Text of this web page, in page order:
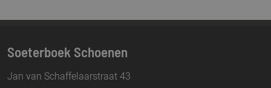
Soeterboek Schoenen
Jan van Schaffelaarstraat 43